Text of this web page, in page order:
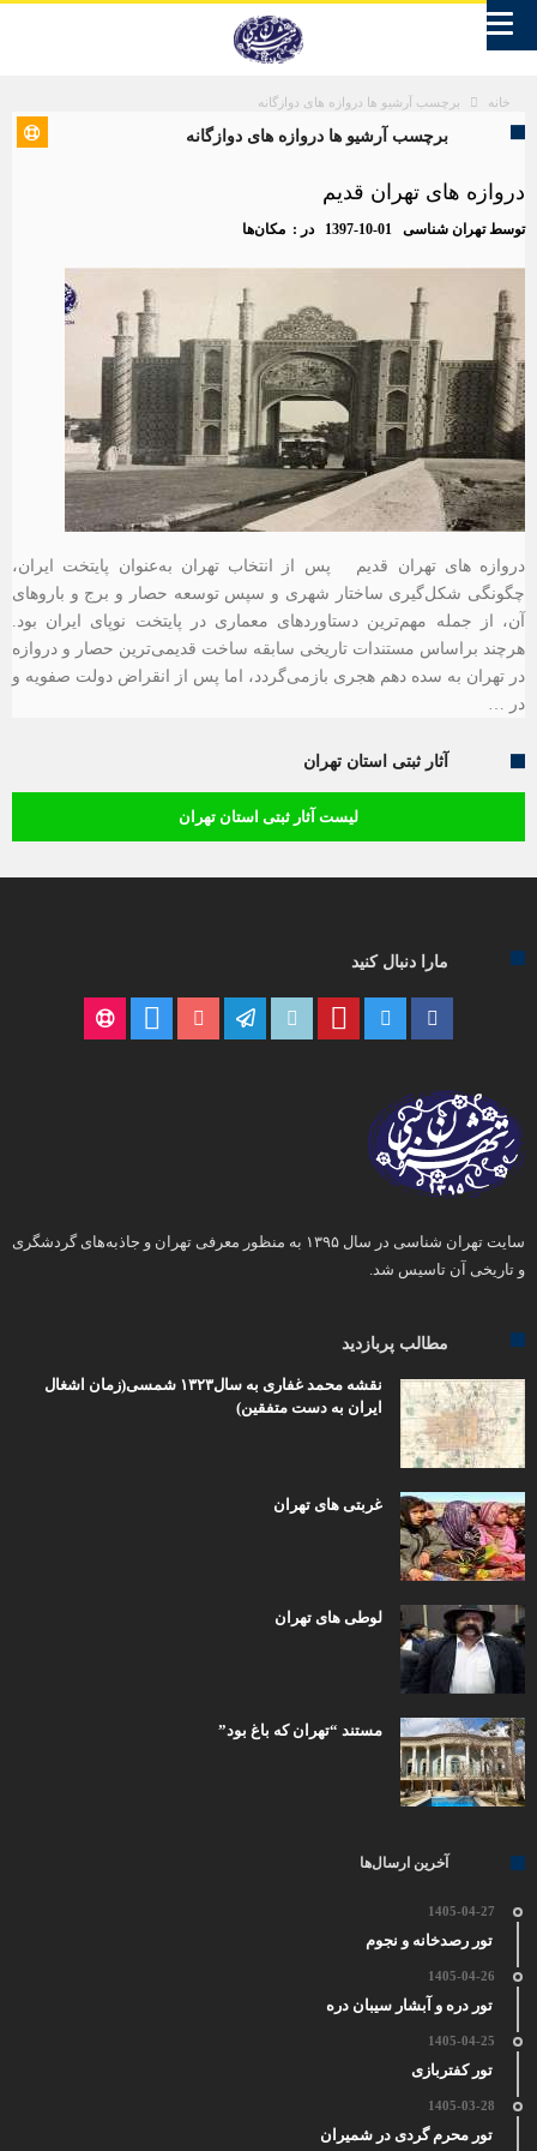
خانه برچسب آرشیو ها دروازه های دوازگانه
برچسب آرشیو ها دروازه های دوازگانه
دروازه های تهران قدیم
توسطتهران شناسی 1397-10-01 در : مکان‌ها
دروازه های تهران قدیم پس از انتخاب تهران به‌عنوان پایتخت ایران،
چگونگی شکل‌گیری ساختار شهری و سپس توسعه حصار و برج و باروهای
آن، از جمله مهم‌ترین دستاوردهای معماری در پایتخت نوپای ایران بود.
هرچند براساس مستندات تاریخی سابقه ساخت قدیمی‌ترین حصار و دروازه
در تهران به سده دهم هجری بازمی‌گردد، اما پس از انقراض دولت صفویه و
در …
آثار ثبتی استان تهران
لیست آثار ثبتی استان تهران
مارا دنبال کنید
سایت تهران شناسی در سال ۱۳۹۵ به منظور معرفی تهران و جاذبه‌های گردشگری
و تاریخی آن تاسیس شد.
مطالب پربازدید
نقشه محمد غفاری به سال۱۳۲۳ شمسی(زمان اشغال
ایران به دست متفقین)
غربتی های تهران
لوطی های تهران
مستند “تهران که باغ بود”
آخرین ارسال‌ها
1405-04-27
تور رصدخانه و نجوم
1405-04-26
تور دره و آبشار سیبان دره
1405-04-25
تور کفتربازی
1405-03-28
تور محرم گردی در شمیران